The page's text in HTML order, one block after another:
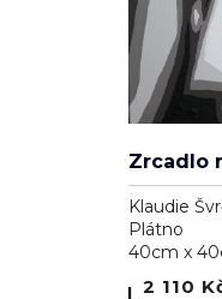
Zrcadlo
Klaudie
Plátno
40cm x
2 110